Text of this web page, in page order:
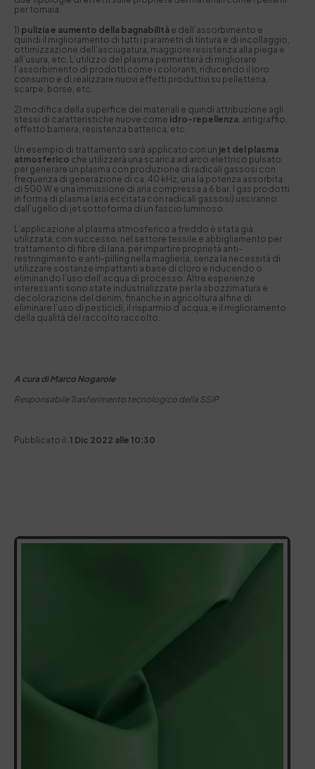
per tomaia.
1) pulizia e aumento della bagnabilità e dell’assorbimento e
quindi il miglioramento di tutti i parametri di tintura e di incollaggio,
ottimizzazione dell’asciugatura, maggiore resistenza alla piega e
all’usura, etc. L’utilizzo del plasma permetterà di migliorare
l’assorbimento di prodotti come i coloranti, riducendo il loro
consumo e di realizzare nuovi effetti produttivi su pelletteria,
scarpe, borse, etc.
2) modifica della superfice dei materiali e quindi attribuzione agli
stessi di caratteristiche nuove come idro-repellenza, antigraffio,
effetto barriera, resistenza batterica, etc.
Un esempio di trattamento sarà applicato con un jet del plasma
atmosferico che utilizzerà una scarica ad arco elettrico pulsato
per generare un plasma con produzione di radicali gassosi con
frequenza di generazione di ca. 40 kHz, una la potenza assorbita
di 500 W e una immissione di aria compressa a 6 bar. I gas prodotti
in forma di plasma (aria eccitata con radicali gassosi) usciranno
dall’ugello di jet sottoforma di un fascio luminoso.
L’applicazione al plasma atmosferico a freddo è stata già
utilizzata, con successo, nel settore tessile e abbigliamento per
trattamento di fibre di lana, per impartire proprietà anti-
restringimento e anti-pilling nella maglieria, senza la necessità di
utilizzare sostanze impattanti a base di cloro e riducendo o
eliminando l’uso dell’acqua di processo. Altre esperienze
interessanti sono state industrializzate per la sbozzimatura e
decolorazione del denim, finanche in agricoltura alfine di
eliminare l’uso di pesticidi, il risparmio d’acqua, e il miglioramento
della qualità del raccolto raccolto.
A cura di Marco Nogarole
Responsabile Trasferimento tecnologico della SSIP
Pubblicato il: 1 Dic 2022 alle 10:30